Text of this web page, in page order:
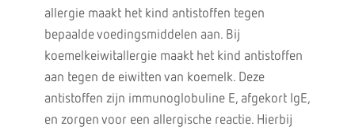
allergie maakt het kind antistoffen tegen
bepaalde voedingsmiddelen aan. Bij
koemelkeiwitallergie maakt het kind antistoffen
aan tegen de eiwitten van koemelk. Deze
antistoffen zijn immunoglobuline E, afgekort IgE,
en zorgen voor een allergische reactie. Hierbij